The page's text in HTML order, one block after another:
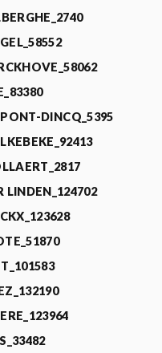
DINCQ_5395
LINDEN_124702